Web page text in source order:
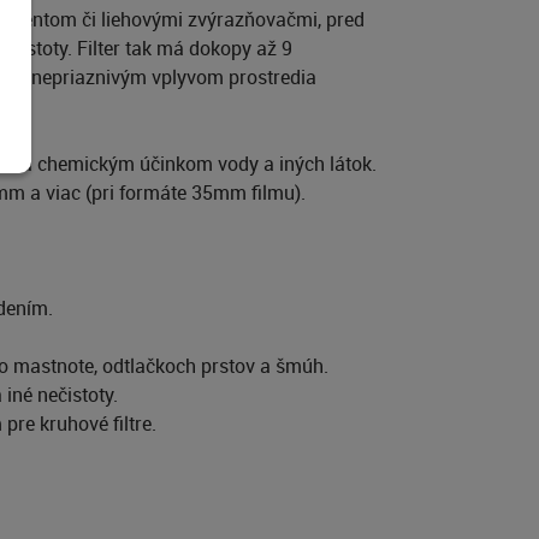
či liehovými zvýrazňovačmi, pred
Filter tak má dokopy až 9
nepriaznivým vplyvom prostredia
a chemickým účinkom vody a iných látok.
a viac (pri formáte 35mm filmu).
mastnote, odtlačkoch prstov a šmúh.
nečistoty.
kruhové filtre.